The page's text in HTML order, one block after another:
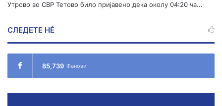
Утрово во СВР Тетово било пријавено дека околу 04:20 ча...
СЛЕДЕТЕ НÉ
85,739 Фанови